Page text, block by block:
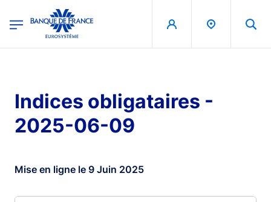
Banque de France - Menu Principal
Indices obligataires -
2025-06-09
Mise en ligne le 9 Juin 2025